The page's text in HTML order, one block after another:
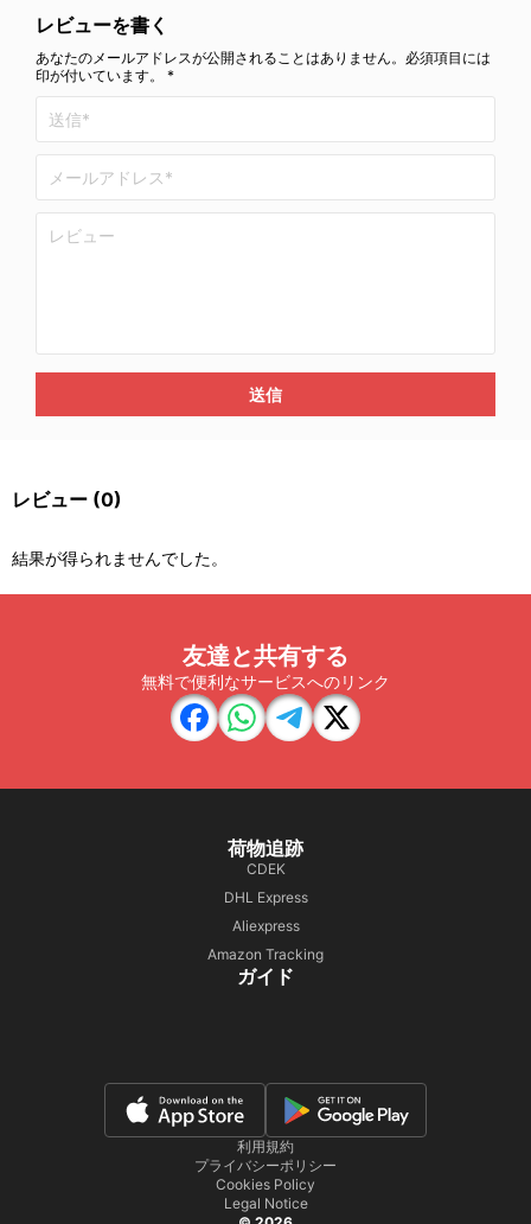
レビューを書く
あなたのメールアドレスが公開されることはありません。必須項目には
印が付いています。 *
送信
レビュー (0)
結果が得られませんでした。
友達と共有する
無料で便利なサービスへのリンク
荷物追跡
CDEK
DHL Express
Aliexpress
Amazon Tracking
ガイド
利用規約
プライバシーポリシー
Cookies Policy
Legal Notice